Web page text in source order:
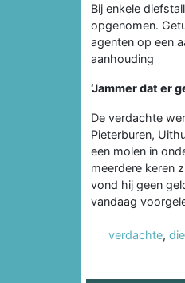
Bij enkele
opgenomen.
agenten op een
aanhouding
‘Jammer dat er
De verdachte
Pieterburen,
een molen in
meerdere keren
vond hij geen
vandaag
verdachte,